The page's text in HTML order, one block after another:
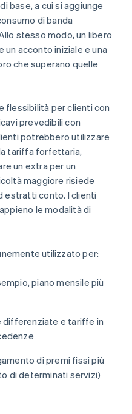
base, a cui si aggiunge
di banda
stesso modo, un libero
acconto iniziale e una
che superano quelle
flessibilità per clienti con
prevedibili con
potrebbero utilizzare
tariffa forfettaria,
un extra per un
maggiore risiede
estratti conto. I clienti
le modalità di
utilizzato per:
piano mensile più
differenziate e tariffe in
di premi fissi più
di determinati servizi)